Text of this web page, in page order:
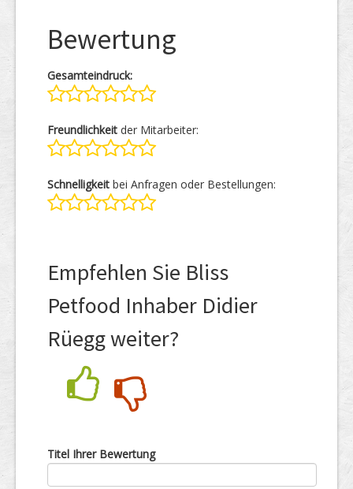
Bewertung
Gesamteindruck:
Freundlichkeit der Mitarbeiter:
Schnelligkeit bei Anfragen oder Bestellungen:
Empfehlen Sie Bliss
Petfood Inhaber Didier
Rüegg weiter?
Titel Ihrer Bewertung